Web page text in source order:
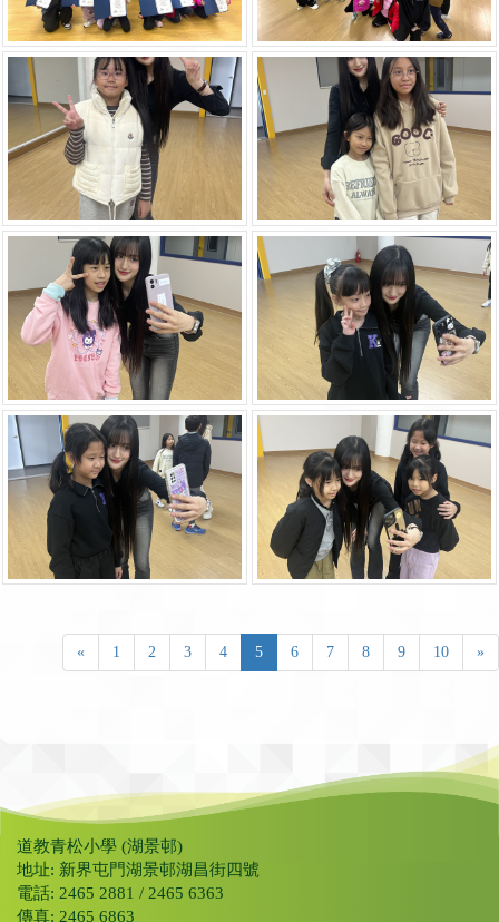
« 1 2 3 4 5 6 7 8 9 10 »
道教青松小學 (湖景邨)
地址: 新界屯門湖景邨湖昌街四號
電話: 2465 2881 / 2465 6363
傳真: 2465 6863